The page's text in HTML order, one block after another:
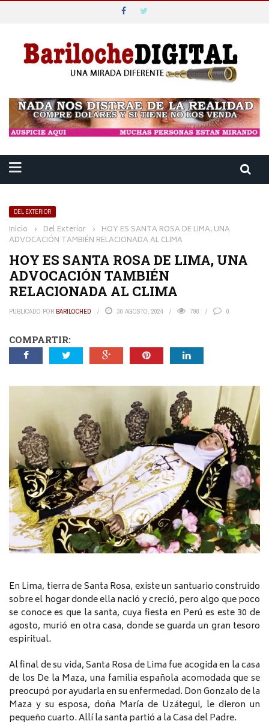
DEL EXTERIOR
Inicio › Del Exterior › HOY ES SANTA ROSA DE LIMA, UNA
ADVOCACIÓN TAMBIÉN RELACIONADA AL CLIMA
HOY ES SANTA ROSA DE LIMA, UNA
ADVOCACIÓN TAMBIÉN
RELACIONADA AL CLIMA
PUBLICADO POR BARILOCHED 30 AGOSTO, 2024 798 0
COMPARTIR:
En Lima, tierra de Santa Rosa, existe un santuario construido
sobre el hogar donde ella nació y creció, pero algo que poco
se conoce es que la santa, cuya fiesta en Perú es este 30 de
agosto, murió en otra casa, donde se guarda un gran tesoro
espiritual.
Al final de su vida, Santa Rosa de Lima fue acogida en la casa
de los De la Maza, una familia española acomodada que se
preocupó por ayudarla en su enfermedad. Don Gonzalo de la
Maza y su esposa, doña María de Uzátegui, le dieron un
pequeño cuarto. Allí la santa partió a la Casa del Padre.